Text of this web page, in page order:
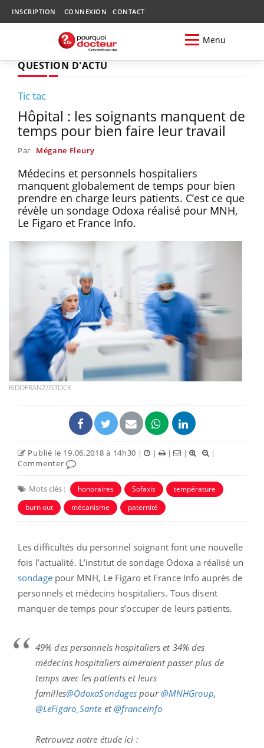
INSCRIPTION CONNEXION CONTACT
Menu
QUESTION D'ACTU
Tic tac
Hôpital : les soignants manquent de
temps pour bien faire leur travail
Par Mégane Fleury
Médecins et personnels hospitaliers
manquent globalement de temps pour bien
prendre en charge leurs patients. C’est ce que
révèle un sondage Odoxa réalisé pour MNH,
Le Figaro et France Info.
RIDOFRANZ/ISTOCK
Publié le 19.06.2018 à 14h30 | | | |
|
Commenter
Mots clés : honoraires Sofaxis
température
burn out
mécanisme paternité
Les difficultés du personnel soignant font une nouvelle
fois l’actualité. L’institut de sondage Odoxa a réalisé un
sondagepour MNH, Le Figaro et France Info auprès de
personnels et médecins hospitaliers. Tous disent
manquer de temps pour s’occuper de leurs patients.
49% des personnels hospitaliers et 34% des
médecins hospitaliers aimeraient passer plus de
temps avec les patients et leurs
familles@OdoxaSondages pour@MNHGroup,
@LeFigaro_Sante et@franceinfo
Retrouvez notre étude ici :